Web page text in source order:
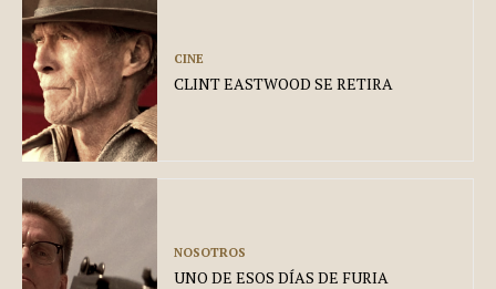
CINE
CLINT EASTWOOD SE RETIRA
NOSOTROS
UNO DE ESOS DÍAS DE FURIA